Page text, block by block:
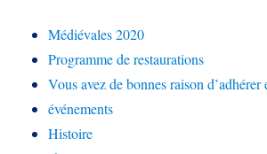
Médiévales 2020
Programme de restaurations
Vous avez de bonnes raison
événements
Histoire